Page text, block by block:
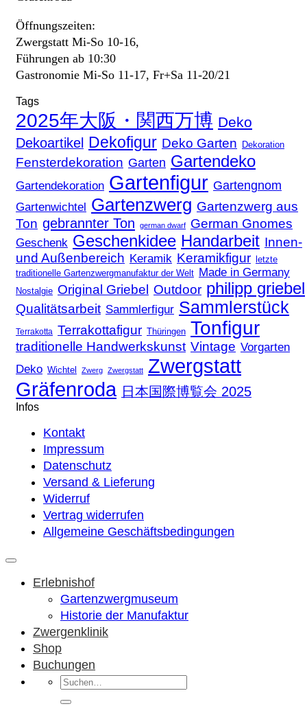
Öffnungszeiten:
Zwergstatt Mi-So 10-16,
Führungen ab 10:30
Gastronomie Mi-So 11-17, Fr+Sa 11-20/21
Tags
2025年大阪・関西万博 Deko
Dekoartikel Dekofigur Deko Garten Dekoration
Fensterdekoration Garten Gartendeko
Gartendekoration Gartenfigur Gartengnom
Gartenwichtel Gartenzwerg Gartenzwerg aus
Ton gebrannter Ton german dwarf German Gnomes
Geschenk Geschenkidee Handarbeit Innen-
und Außenbereich Keramik Keramikfigur
letzte
traditionelle Gartenzwergmanufaktur der Welt Made in Germany
Nostalgie Original Griebel Outdoor philipp griebel
Qualitätsarbeit Sammlerfigur Sammlerstück
Terrakotta Terrakottafigur Thüringen Tonfigur
traditionelle Handwerkskunst Vintage Vorgarten
Deko Wichtel Zwerg Zwergstatt
Zwergstatt
Gräfenroda 日本国際博覧会 2025
Infos
Kontakt
Impressum
Datenschutz
Versand & Lieferung
Widerruf
Vertrag widerrufen
Allgemeine Geschäftsbedingungen
Erlebnishof
Gartenzwergmuseum
Historie der Manufaktur
Zwergenklinik
Shop
Buchungen
Suchen
nach: